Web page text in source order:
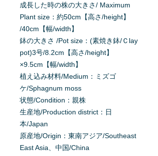
成長した時の株の大きさ/ Maximum
Plant size：約50cm【高さ/height】
/40cm【幅/width】
鉢の大きさ /Pot size：(素焼き鉢/Ｃlay
pot)3号/8.2cm【高さ/height】
×9.5cm【幅/width】
植え込み材料/Medium：ミズゴ
ケ/Sphagnum moss
状態/Condition：親株
生産地/Production district：日
本/Japan
原産地/Origin：東南アジア/Southeast
East Asia、中国/China